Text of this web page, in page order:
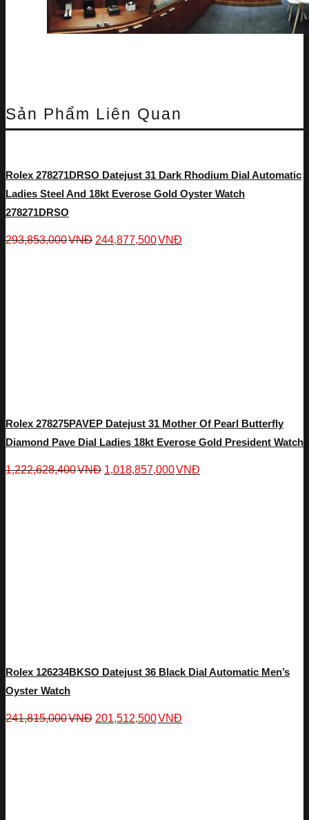
Sản Phẩm Liên Quan
Rolex 278271DRSO Datejust 31 Dark Rhodium Dial Automatic
Ladies Steel And 18kt Everose Gold Oyster Watch
278271DRSO
293,853,000VNĐ 244,877,500VNĐ
Rolex 278275PAVEP Datejust 31 Mother Of Pearl Butterfly
Diamond Pave Dial Ladies 18kt Everose Gold President Watch
1,222,628,400VNĐ 1,018,857,000VNĐ
Rolex 126234BKSO Datejust 36 Black Dial Automatic Men’s
Oyster Watch
241,815,000VNĐ 201,512,500VNĐ